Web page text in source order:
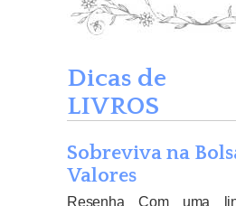
Dicas de
LIVROS
Sobreviva na
Valores
Resenha Com uma